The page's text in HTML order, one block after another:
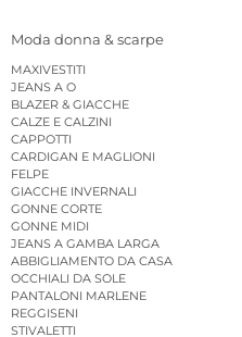
Moda donna & scarpe
MAXIVESTITI
JEANS A O
BLAZER & GIACCHE
CALZE E CALZINI
CAPPOTTI
CARDIGAN E MAGLIONI
FELPE
GIACCHE INVERNALI
GONNE CORTE
GONNE MIDI
JEANS A GAMBA LARGA
ABBIGLIAMENTO DA CASA
OCCHIALI DA SOLE
PANTALONI MARLENE
REGGISENI
STIVALETTI